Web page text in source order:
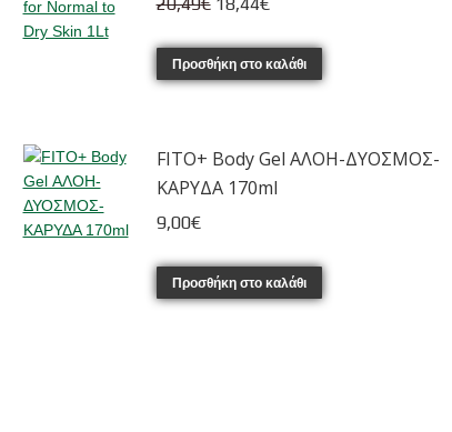
was:
τιμή
Προσθήκη στο καλάθι
FITO+ Body Gel ΑΛΟΗ-ΔΥΟΣΜΟΣ-
ΚΑΡΥΔΑ 170ml
9,00€
Προσθήκη στο καλάθι